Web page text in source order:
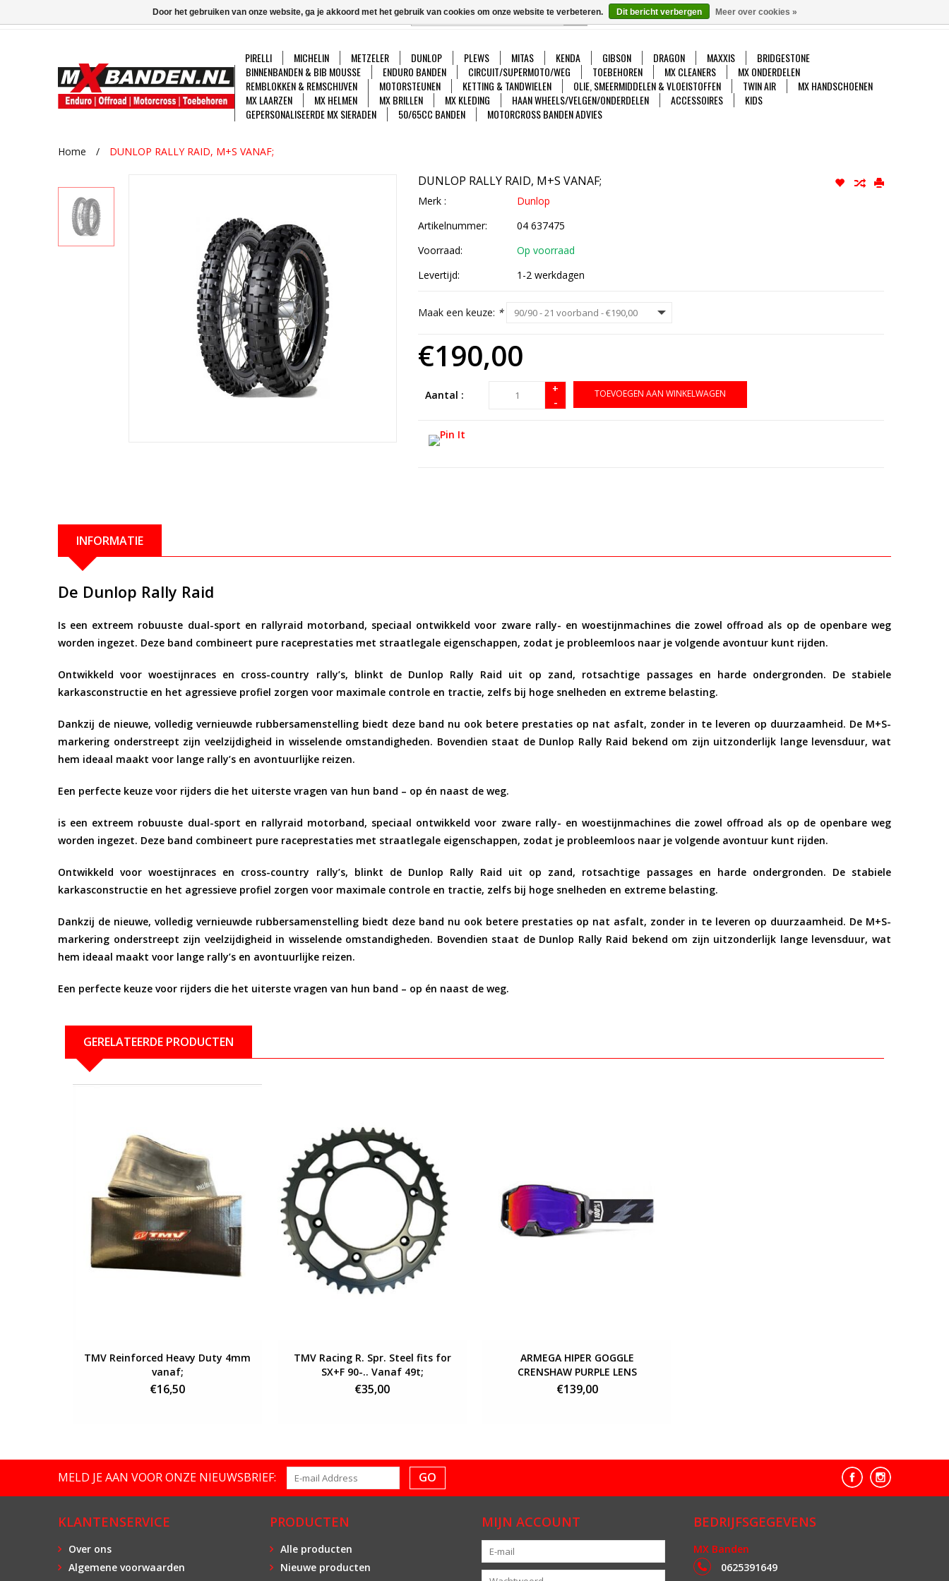
Mijn account / Registreren
Vergelijk
GO
PIRELLI MICHELIN METZELER DUNLOP PLEWS MITAS KENDA GIBSON DRAGON MAXXIS
BRIDGESTONE
BINNENBANDEN & BIB MOUSSE
ENDURO BANDEN CIRCUIT/SUPERMOTO/WEG TOEBEHOREN MX CLEANERS
MX ONDERDELEN
REMBLOKKEN & REMSCHIJVEN
MOTORSTEUNEN KETTING & TANDWIELEN OLIE, SMEERMIDDELEN & VLOEISTOFFEN TWIN AIR
MX HANDSCHOENEN
MX LAARZEN
MX HELMEN MX BRILLEN MX KLEDING HAAN WHEELS/VELGEN/ONDERDELEN ACCESSOIRES
KIDS
GEPERSONALISEERDE MX SIERADEN
50/65CC BANDEN MOTORCROSS BANDEN ADVIES
Home / DUNLOP RALLY RAID, M+S VANAF;
DUNLOP RALLY RAID, M+S VANAF;
Merk :
Dunlop
Artikelnummer:
04 637475
Voorraad:
Op voorraad
Levertijd:
1-2 werkdagen
Maak een keuze: *
€190,00
Aantal :
+
-
TOEVOEGEN AAN WINKELWAGEN
INFORMATIE
De Dunlop Rally Raid
Is een extreem robuuste dual-sport en rallyraid motorband, speciaal ontwikkeld voor zware rally- en woestijnmachines die zowel offroad als op de openbare weg
worden ingezet. Deze band combineert pure raceprestaties met straatlegale eigenschappen, zodat je probleemloos naar je volgende avontuur kunt rijden.
Ontwikkeld voorwoestijnraces en cross-country rally’s, blinkt de Dunlop Rally Raid uit op zand, rotsachtige passages en harde ondergronden. De stabiele
karkasconstructie en het agressieve profiel zorgen voor maximale controle en tractie, zelfs bij hoge snelheden en extreme belasting.
Dankzij de nieuwe, volledig vernieuwde rubbersamenstelling biedt deze band nu ook betere prestaties op nat asfalt, zonder in te leveren op duurzaamheid. De M+S-
markering onderstreept zijn veelzijdigheid in wisselende omstandigheden. Bovendien staat de Dunlop Rally Raid bekend om zijn uitzonderlijk lange levensduur, wat
hem ideaal maakt voor lange rally’s en avontuurlijke reizen.
Een perfecte keuze voor rijders die het uiterste vragen van hun band – op én naast de weg.
is een extreem robuuste dual-sport en rallyraid motorband, speciaal ontwikkeld voor zware rally- en woestijnmachines die zowel offroad als op de openbare weg
worden ingezet. Deze band combineert pure raceprestaties met straatlegale eigenschappen, zodat je probleemloos naar je volgende avontuur kunt rijden.
Ontwikkeld voorwoestijnraces en cross-country rally’s, blinkt de Dunlop Rally Raid uit op zand, rotsachtige passages en harde ondergronden. De stabiele
karkasconstructie en het agressieve profiel zorgen voor maximale controle en tractie, zelfs bij hoge snelheden en extreme belasting.
Dankzij de nieuwe, volledig vernieuwde rubbersamenstelling biedt deze band nu ook betere prestaties op nat asfalt, zonder in te leveren op duurzaamheid. De M+S-
markering onderstreept zijn veelzijdigheid in wisselende omstandigheden. Bovendien staat de Dunlop Rally Raid bekend om zijn uitzonderlijk lange levensduur, wat
hem ideaal maakt voor lange rally’s en avontuurlijke reizen.
Een perfecte keuze voor rijders die het uiterste vragen van hun band – op én naast de weg.
GERELATEERDE PRODUCTEN
TMV Reinforced Heavy Duty 4mm
vanaf;
€16,50
TMV Racing R. Spr. Steel fits for
SX+F 90-.. Vanaf 49t;
€35,00
ARMEGA HIPER GOGGLE
CRENSHAW PURPLE LENS
€139,00
MELD JE AAN VOOR ONZE NIEUWSBRIEF: GO
KLANTENSERVICE
Over ons
Algemene voorwaarden
PRODUCTEN
Alle producten
Nieuwe producten
MIJN ACCOUNT BEDRIJFSGEGEVENS
MX Banden
0625391649
Door het gebruiken van onze website, ga je akkoord met het gebruik van cookies om onze website te verbeteren. Dit bericht verbergen Meer over cookies »